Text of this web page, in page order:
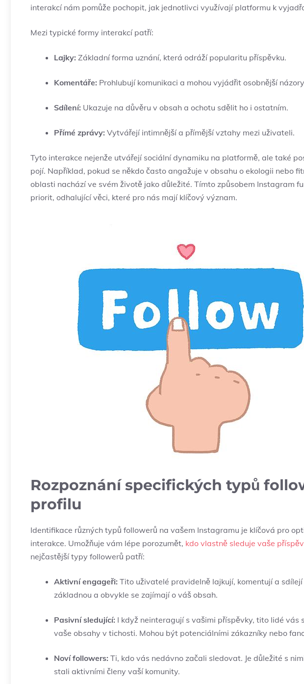
⁣interakcí nám pomůže pochopit, ⁤jak jednotlivci využívají platformu​ k
Mezi typické ​formy interakcí patří:
Lajky: Základní forma‌ uznání, která odráží⁤ popularitu příspěvku.
Komentáře: Prohlubují ⁣komunikaci a mohou vyjádřit osobnější
Sdílení: Ukazuje na důvěru v obsah a ochotu‍ sdělit ho i ostatním.
Přímé zprávy: Vytvářejí ⁣intimnější a přímější vztahy mezi uživateli.
Tyto interakce⁢ nejenže utvářejí sociální dynamiku na platformě, ale také
⁣pojí. Například, ​pokud ⁣se někdo ⁣často​ angažuje v ‌obsahu o ekologii nebo⁢
oblasti nachází ve svém ⁤životě ⁤jako ⁤důležité. Tímto způsobem Instagram
⁤priorit,‌ odhalující věci, které ​pro nás mají ‍klíčový význam.
Rozpoznání specifických typů
‍profilu
Identifikace různých typů followerů ⁢na vašem Instagramu je‌ klíčová pro
interakce. Umožňuje vám lépe porozumět, kdo vlastně sleduje vaše
nejčastější typy⁢ followerů patří:
Aktivní ‍engageři: ⁣Tito⁤ uživatelé pravidelně lajkují, komentují a
základnou a obvykle se zajímají ‍o váš obsah.
Pasivní sledující: I⁣ když neinteragují s vašimi ‍příspěvky, tito lidé​ vás‌
vaše ⁤obsahy v tichosti. Mohou být‌ potenciálními zákazníky nebo
Noví followers: Ti, kdo vás nedávno začali sledovat. Je důležité ‍s
stali aktivními členy vaší komunity.